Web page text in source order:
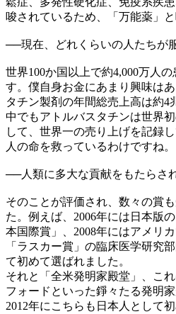
唆されているため、「万能薬」
──現在、どれくらいの人たちが
世界100か国以上で約4,000万人
す。僕自身お金にあまり興味は
タチン製剤の年間総売上高は約4
中でもアトルバスタチンは世界
して、世界一の売り上げを記録
人の命を救っているわけですね。
──人類に多大な貢献をもたらさ
そのことが評価され、数々の賞
た。例えば、2006年には日本版
本国際賞」、2008年にはアメリ
「ラスカー賞」の臨床医学研究
て初めて選ばれました。
それと「全米発明家殿堂」、こ
フォードといった錚々たる発明
2012年にこちらも日本人として